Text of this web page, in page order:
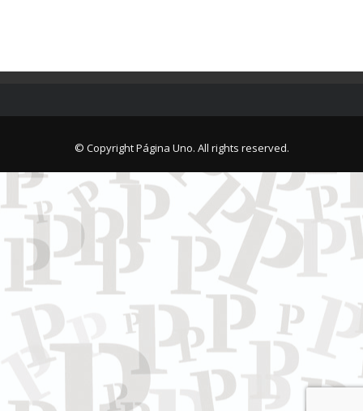
© Copyright Página Uno. All rights reserved.